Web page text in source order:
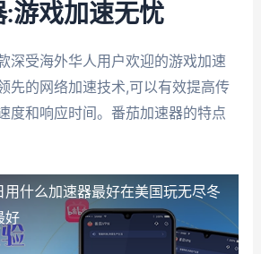
游戏加速无忧
深受海外华人用户欢迎的游戏加速
先的网络加速技术,可以有效提高传
度和响应时间。番茄加速器的特点
什么加速器最好在美国玩无尽冬
好